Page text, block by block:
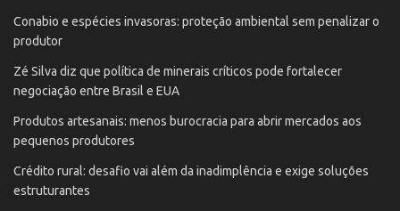
Conabio e espécies invasoras: proteção ambiental sem penalizar o
produtor
Zé Silva diz que política de minerais críticos pode fortalecer
negociação entre Brasil e EUA
Produtos artesanais: menos burocracia para abrir mercados aos
pequenos produtores
Crédito rural: desafio vai além da inadimplência e exige soluções
estruturantes